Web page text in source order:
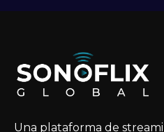
Una plataforma de